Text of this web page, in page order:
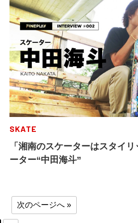
SKATE
「湘南のスケーターはスタイ
ーター“中田海斗”
次のページへ »